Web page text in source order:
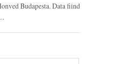
Budapesta. Data fiind